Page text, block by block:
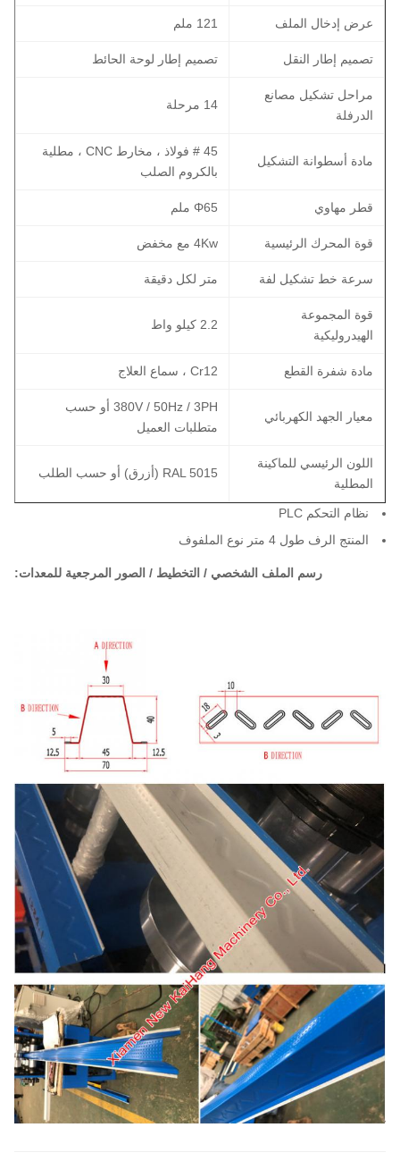
عرض إدخال الملف 121 ملم
تصميم إطار النقل تصميم إطار لوحة الحائط
مراحل تشكيل مصانع
الدرفلة
14 مرحلة
مادة أسطوانة التشكيل
45 # فولاذ ، مخارط CNC ، مطلية
بالكروم الصلب
قطر مهاوي Φ65 ملم
قوة المحرك الرئيسية 4Kw مع مخفض
سرعة خط تشكيل لفة متر لكل دقيقة
قوة المجموعة
الهيدروليكية
2.2 كيلو واط
مادة شفرة القطع Cr12 ، سماع العلاج
معيار الجهد الكهربائي
380V / 50Hz / 3PH أو حسب
متطلبات العميل
اللون الرئيسي للماكينة
المطلية
RAL 5015 (أزرق) أو حسب الطلب
نظام التحكم PLC
المنتج الرف طول 4 متر نوع الملفوف
رسم الملف الشخصي / التخطيط / الصور المرجعية للمعدات: